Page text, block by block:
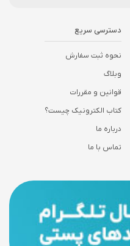
دسترسی سریع
نحوه ثبت سفارش
وبلاگ
قوانین و مقررات
کتاب الکترونیک چیست؟
درباره ما
تماس با ما